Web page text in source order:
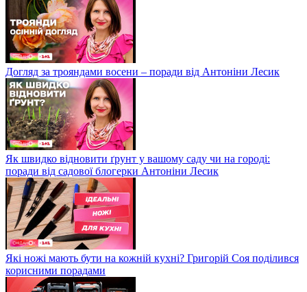
Догляд за трояндами восени – поради від Антоніни Лесик
Як швидко відновити ґрунт у вашому саду чи на городі:
поради від садової блогерки Антоніни Лесик
Які ножі мають бути на кожній кухні? Григорій Соя поділився
корисними порадами